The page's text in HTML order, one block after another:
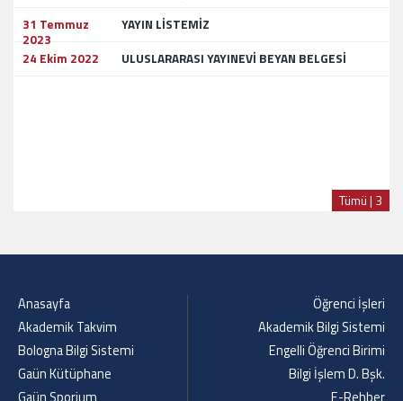
31 Temmuz
2023
YAYIN LİSTEMİZ
24 Ekim 2022
ULUSLARARASI YAYINEVİ BEYAN BELGESİ
Tümü | 3
Anasayfa
Akademik Takvim
Bologna Bilgi Sistemi
Gaün Kütüphane
Öğrenci İşleri
Akademik Bilgi Sistemi
Engelli Öğrenci Birimi
Bilgi İşlem D. Bşk.